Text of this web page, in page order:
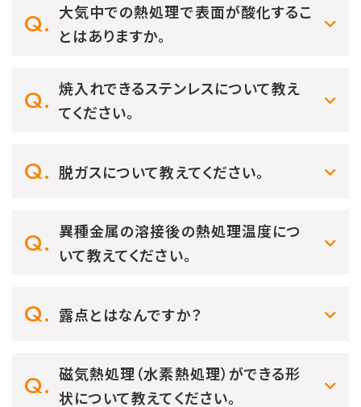
大気中での熱処理で表面が酸化するこ
とはありますか。
焼入れできるステンレスについて教え
てください。
脱ガスについて教えてください。
異種金属の溶接後の熱処理温度につ
いて教えてください。
露点とはなんですか？
磁気熱処理（水素熱処理）ができる形
状について教えてください。